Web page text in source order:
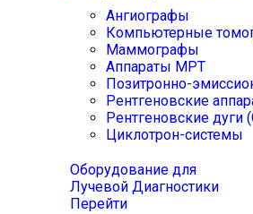
Ангиографы
Компьютерные
Маммографы
Аппараты МРТ
Позитронно-
Рентгеновские
Рентгеновские дуги
Циклотрон-системы
Оборудование для
Лучевой Диагностики
Перейти